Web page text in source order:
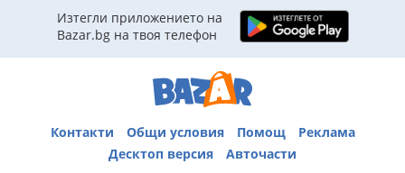
Изтегли приложението на
Bazar.bg на твоя телефон
Контакти Общи условия Помощ
Реклама
Десктоп версия
Авточасти